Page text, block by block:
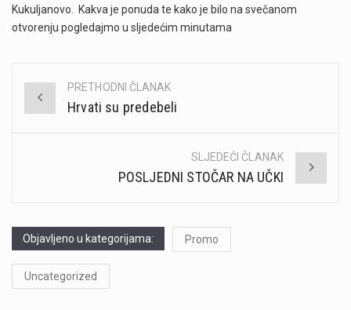
Kukuljanovo. Kakva je ponuda te kako je bilo na svečanom
otvorenju pogledajmo u sljedećim minutama
Post
PRETHODNI ČLANAK
Hrvati su predebeli
SLJEDEĆI ČLANAK
POSLJEDNI STOČAR NA UČKI
Objavljeno u kategorijama: Promo
Uncategorized